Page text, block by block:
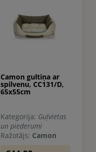
Camon gultiņa ar
spilvenu, CC131/D,
65x55cm
Kategorija: Guļvietas
un piederumi
Ražotājs: Camon